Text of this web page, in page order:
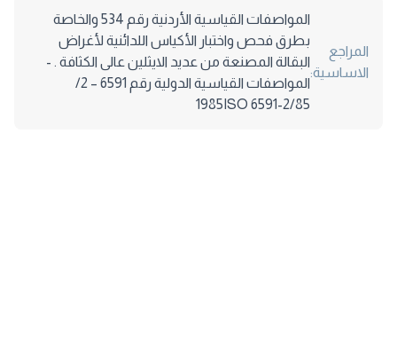
المراجع
الاساسية:
المواصفات القياسية الأردنية رقم 534 والخاصة
بطرق فحص واختبار الأكياس اللدائنية لأغراض
البقالة المصنعة من عديد الايثلين عالى الكثافة . -
المواصفات القياسية الدولية رقم 6591 – 2/
1985ISO 6591-2/85